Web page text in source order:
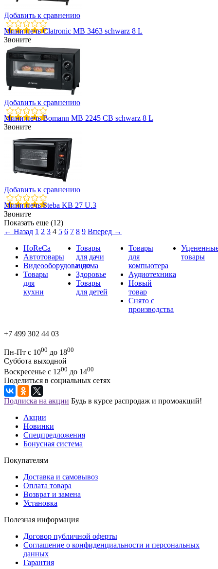
Добавить к сравнению
Мини печь Clatronic MB 3463 schwarz 8 L
Звоните
Добавить к сравнению
Мини печь Bomann MB 2245 CB schwarz 8 L
Звоните
Добавить к сравнению
Мини печь Steba KB 27 U.3
Звоните
Показать еще (12)
← Назад 1 2 3 4 5 6 7 8 9 Вперед →
HoReCa
Автотовары
Видеооборудование
Товары
для
кухни
Товары
для дачи
и дома
Здоровье
Товары
для детей
Товары
для
компьютера
Аудиотехника
Новый
товар
Снято с
производства
товары
+7 499 302 44 03
Пн-Пт с 1000 до 1800
Суббота выходной
Воскресенье с 1200 до 1400
Поделиться в социальных сетях
Подписка на акции Будь в курсе распродаж и промоакций!
Акции
Новинки
Спецпредложения
Бонусная система
Покупателям
Доставка и самовывоз
Оплата товара
Возврат и замена
Установка
Полезная информация
Договор публичной оферты
Соглашение о конфиденциальности и персональных
данных
Гарантия